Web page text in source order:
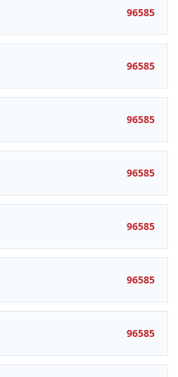
96585
96585
96585
96585
96585
96585
96585